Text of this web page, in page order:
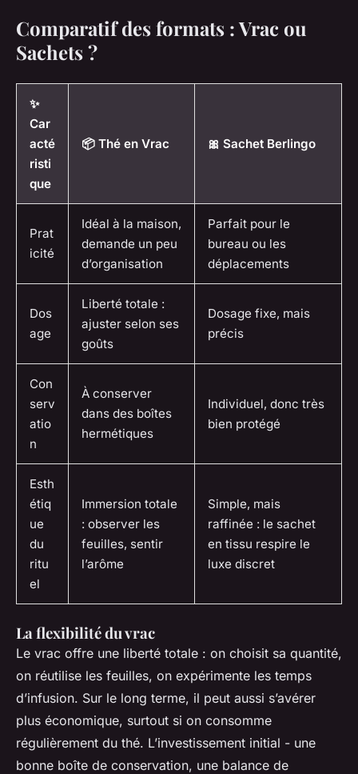
Comparatif des formats : Vrac ou
Sachets ?
✨
Car
acté
risti
que
📦 Thé en Vrac 🎀 Sachet Berlingo
Prat
icité
Idéal à la maison,
demande un peu
d’organisation
Parfait pour le
bureau ou les
déplacements
Dos
age
Liberté totale :
ajuster selon ses
goûts
Dosage fixe, mais
précis
Con
serv
atio
n
À conserver
dans des boîtes
hermétiques
Individuel, donc très
bien protégé
Esth
étiq
ue
du
ritu
el
Immersion totale
: observer les
feuilles, sentir
l’arôme
Simple, mais
raffinée : le sachet
en tissu respire le
luxe discret
La flexibilité du vrac
Le vrac offre une liberté totale : on choisit sa quantité,
on réutilise les feuilles, on expérimente les temps
d’infusion. Sur le long terme, il peut aussi s’avérer
plus économique, surtout si on consomme
régulièrement du thé. L’investissement initial - une
bonne boîte de conservation, une balance de